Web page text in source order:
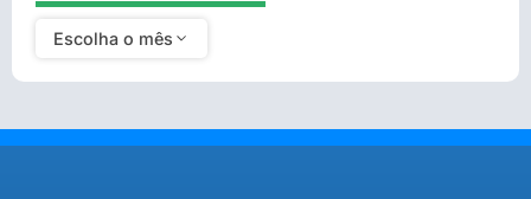
Escolha o mês